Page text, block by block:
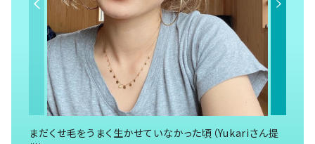
まだくせ毛をうまく生かせていなかった頃（Yukariさん提